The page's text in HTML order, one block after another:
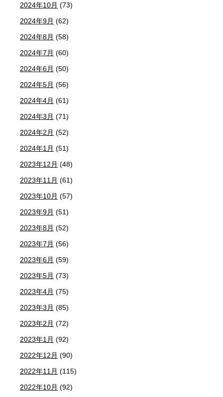
2024年10月 (73)
2024年9月 (62)
2024年8月 (58)
2024年7月 (60)
2024年6月 (50)
2024年5月 (56)
2024年4月 (61)
2024年3月 (71)
2024年2月 (52)
2024年1月 (51)
2023年12月 (48)
2023年11月 (61)
2023年10月 (57)
2023年9月 (51)
2023年8月 (52)
2023年7月 (56)
2023年6月 (59)
2023年5月 (73)
2023年4月 (75)
2023年3月 (85)
2023年2月 (72)
2023年1月 (92)
2022年12月 (90)
2022年11月 (115)
2022年10月 (92)